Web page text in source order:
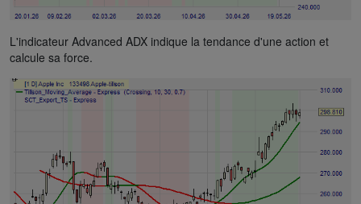
L'indicateur Advanced ADX indique la tendance d'une action et
calcule sa force.